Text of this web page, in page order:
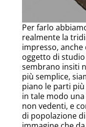
Per farlo
realmente la
impresso,
oggetto di
sembrano insiti
più semplice,
piano le parti
in tale modo
non vedenti, e
di popolazione